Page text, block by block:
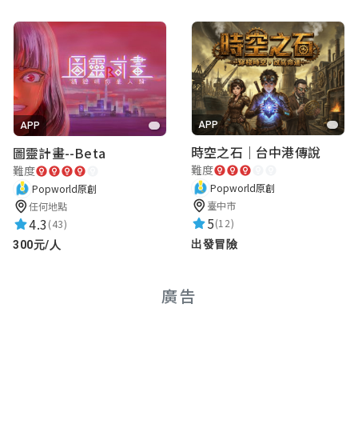
APP
圖靈計畫--Beta
難度
Popworld原創
任何地點
4.3(43)
300元/人
APP
時空之石｜台中港傳說
難度
Popworld原創
臺中市
5(12)
出發冒險
廣告